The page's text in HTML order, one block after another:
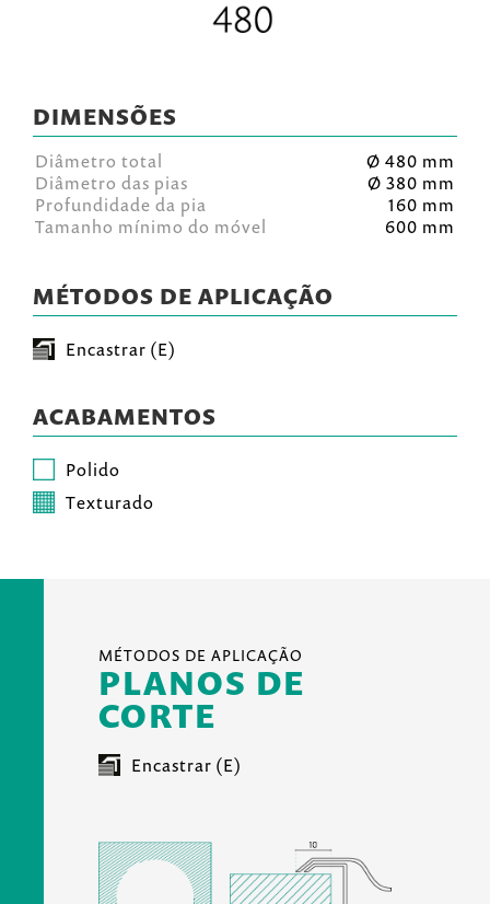
DIMENSÕES
Diâmetro total
Ø 480 mm
Diâmetro das pias
Ø 380 mm
Profundidade da pia
160 mm
Tamanho mínimo do móvel
600 mm
MÉTODOS DE APLICAÇÃO
Encastrar (E)
ACABAMENTOS
Polido
Texturado
MÉTODOS DE APLICAÇÃO
PLANOS DE
CORTE
Encastrar (E)